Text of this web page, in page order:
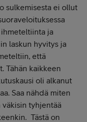
sulkemisesta ei ollut
ihmeteltiinta ja
laskun hyvitys ja
että
Tähän kaikkeen
oli alkanut
Saa nähdä miten
väkisin tyhjentää
Tästä on